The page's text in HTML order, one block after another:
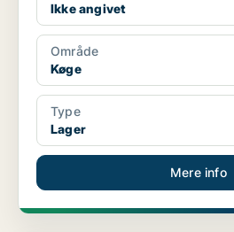
Ikke angivet
Område
Køge
Type
Lager
Mere info